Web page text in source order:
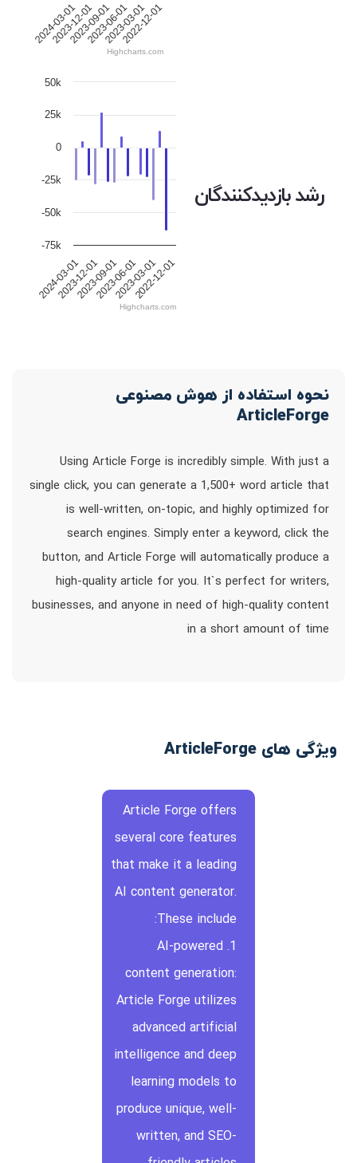
2024-03-01
2023-12-01
2023-09-01
2023-06-01
2023-03-01
2022-12-01
Highcharts.com
رشد بازدیدکنندگان
2024-03-01
2023-12-01
2023-09-01
2023-06-01
2023-03-01
2022-12-01
-75k
-50k
-25k
0
25k
50k
Highcharts.com
نحوه استفاده از هوش مصنوعی
ArticleForge
Using Article Forge is incredibly simple. With just a
single click, you can generate a 1,500+ word article that
is well-written, on-topic, and highly optimized for
search engines. Simply enter a keyword, click the
button, and Article Forge will automatically produce a
high-quality article for you. It`s perfect for writers,
businesses, and anyone in need of high-quality content
in a short amount of time
ویژگی های ArticleForge
Article Forge offers
several core features
that make it a leading
AI content generator.
These include:
1. AI-powered
content generation:
Article Forge utilizes
advanced artificial
intelligence and deep
learning models to
produce unique, well-
written, and SEO-